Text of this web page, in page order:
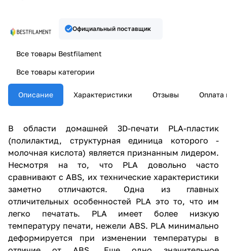
Официальный поставщик
Все товары Bestfilament
Все товары категории
Описание Характеристики Отзывы Оплата
В области домашней 3D-печати PLA-пластик
(полилактид, структурная единица которого -
молочная кислота) является признанным лидером.
Несмотря на то, что PLA довольно часто
сравнивают с ABS, их технические характеристики
заметно отличаются. Одна из главных
отличительных особенностей PLA это то, что им
легко печатать. PLA имеет более низкую
температуру печати, нежели ABS. PLA минимально
деформируется при изменении температуры в